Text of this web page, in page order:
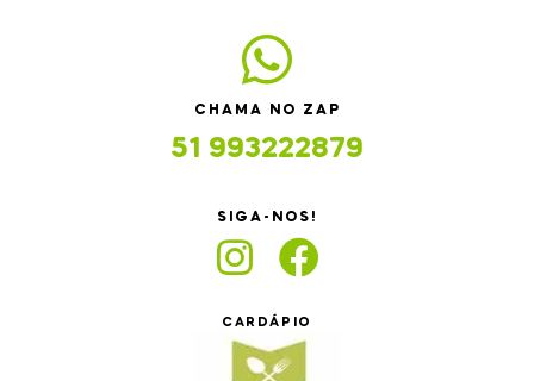
CHAMA NO ZAP
51 993222879
SIGA-NOS!
CARDÁPIO